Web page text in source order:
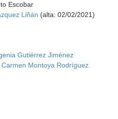
Escobar
Liñán (alta: 02/02/2021)
Gutiérrez Jiménez
Montoya Rodríguez